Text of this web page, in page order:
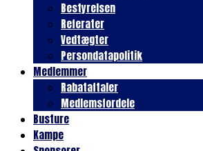
Bestyrelsen
Referater
Vedtægter
Persondatapolitik
Medlemmer
Rabataftaler
Medlemsfordele
Busture
Kampe